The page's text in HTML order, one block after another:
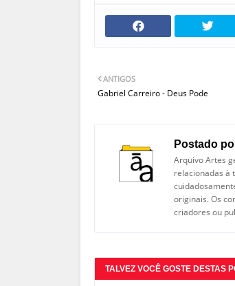
ANTIGOS
Gabriel Carreiro - Deus Pode
Postado
Arquivo Artes
relacionadas à
originais. Os
criadores ou
TALVEZ VOCÊ GOSTE DESTAS